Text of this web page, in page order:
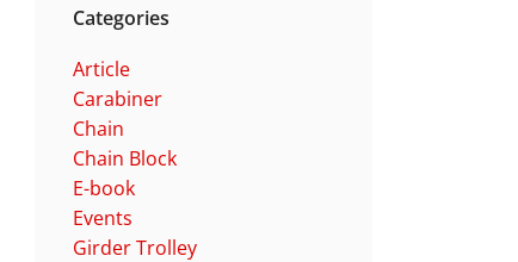
Categories
Article
Carabiner
Chain
Chain Block
E-book
Events
Girder Trolley